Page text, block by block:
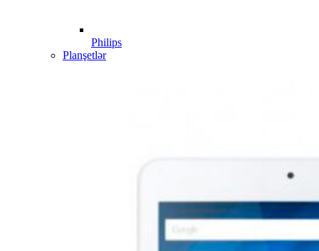
Philips
Planşetlər